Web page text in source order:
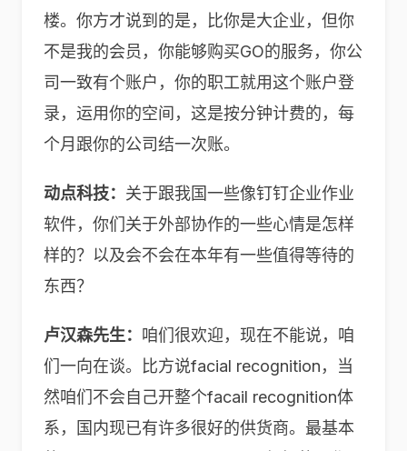
楼。你方才说到的是，比你是大企业，但你
不是我的会员，你能够购买GO的服务，你公
司一致有个账户，你的职工就用这个账户登
录，运用你的空间，这是按分钟计费的，每
个月跟你的公司结一次账。
动点科技： 关于跟我国一些像钉钉企业作业
软件，你们关于外部协作的一些心情是怎样
样的？以及会不会在本年有一些值得等待的
东西？
卢汉森先生： 咱们很欢迎，现在不能说，咱
们一向在谈。比方说facial recognition，当
然咱们不会自己开整个facail recognition体
系，国内现已有许多很好的供货商。最基本